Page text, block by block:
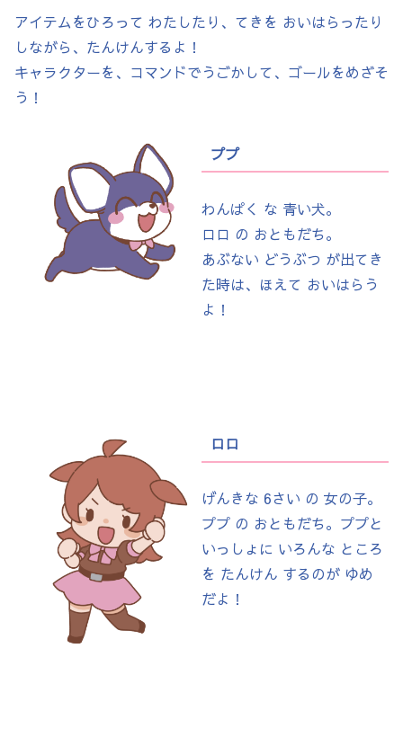
アイテムをひろって わたしたり、てきを おいはらったり
しながら、たんけんするよ！
キャラクターを、コマンドでうごかして、ゴールをめざそ
う！
ププ
わんぱく な 青い犬。
ロロ の おともだち。
あぶない どうぶつ が出てき
た時は、ほえて おいはらう
よ！
ロロ
げんきな 6さい の 女の子。
ププ の おともだち。ププと
いっしょに いろんな ところ
を たんけん するのが ゆめ
だよ！